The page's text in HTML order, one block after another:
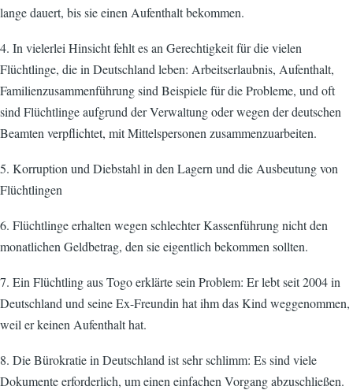
lange dauert, bis sie einen Aufenthalt bekommen.
4. In vielerlei Hinsicht fehlt es an Gerechtigkeit für die vielen
Flüchtlinge, die in Deutschland leben: Arbeitserlaubnis, Aufenthalt,
Familienzusammenführung sind Beispiele für die Probleme, und oft
sind Flüchtlinge aufgrund der Verwaltung oder wegen der deutschen
Beamten verpflichtet, mit Mittelspersonen zusammenzuarbeiten.
5. Korruption und Diebstahl in den Lagern und die Ausbeutung von
Flüchtlingen
6. Flüchtlinge erhalten wegen schlechter Kassenführung nicht den
monatlichen Geldbetrag, den sie eigentlich bekommen sollten.
7. Ein Flüchtling aus Togo erklärte sein Problem: Er lebt seit 2004 in
Deutschland und seine Ex-Freundin hat ihm das Kind weggenommen,
weil er keinen Aufenthalt hat.
8. Die Bürokratie in Deutschland ist sehr schlimm: Es sind viele
Dokumente erforderlich, um einen einfachen Vorgang abzuschließen.